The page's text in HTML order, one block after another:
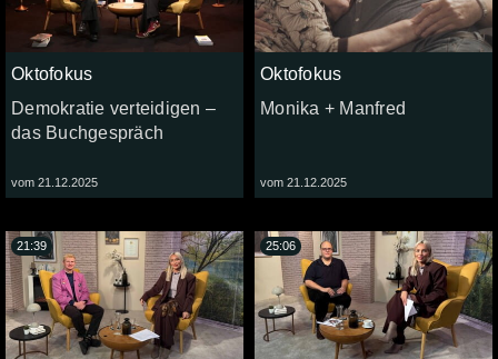
Oktofokus
Demokratie verteidigen –
das Buchgespräch
vom 21.12.2025
Oktofokus
Monika + Manfred
vom 21.12.2025
21:39 25:06